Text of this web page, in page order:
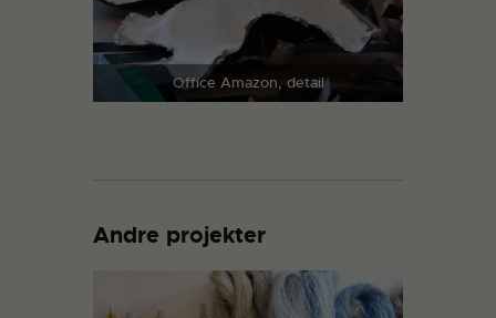
Office Amazon, detail
Andre projekter